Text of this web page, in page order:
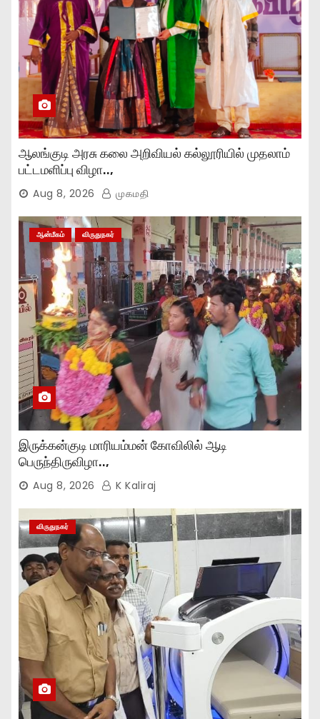
ஆலங்குடி அரசு கலை அறிவியல் கல்லூரியில் முதலாம்
பட்டமளிப்பு விழா..,
Aug 8, 2026 முகமதி
ஆன்மீகம் விருதுநகர்
இருக்கன்குடி மாரியம்மன் கோவிலில் ஆடி
பெருந்திருவிழா..,
Aug 8, 2026 K Kaliraj
விருதுநகர்